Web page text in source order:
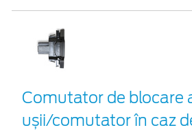
Comutator de blocare
ușii/comutator în caz